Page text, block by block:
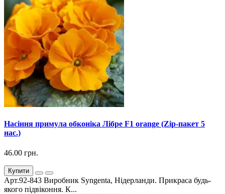
Насіння примула обконіка Лібре F1 orange (Zip-пакет 5
нас.)
46.00 грн.
Купити
Арт.92-843 Виробник Syngenta, Нідерланди. Прикраса будь-
якого підвіконня. К...